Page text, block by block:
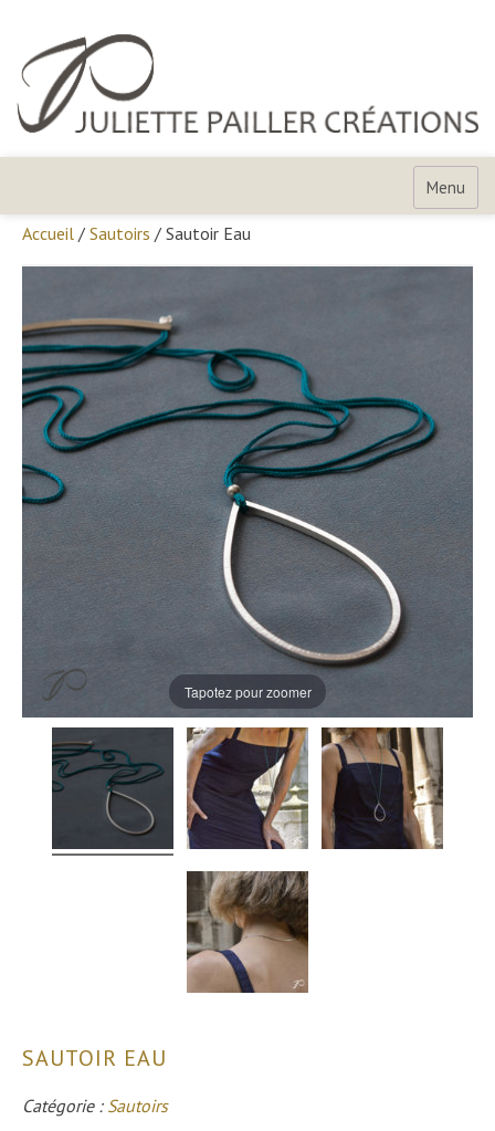
content
Juliette
Créations
Menu
Accueil / Sautoirs / Sautoir Eau
Tapotez pour zoomer
SAUTOIR EAU
Catégorie : Sautoirs